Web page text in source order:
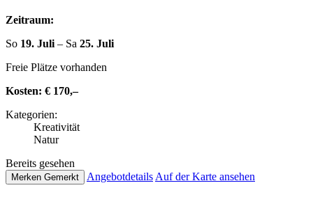
Zeitraum:
So 19. Juli – Sa 25. Juli
Freie Plätze vorhanden
Kosten: € 170,–
Kate­go­rien:
Krea­ti­vi­tät
Natur
Bereits gesehen
Merken Gemerkt Ange­botde­tails Auf der Karte ansehen